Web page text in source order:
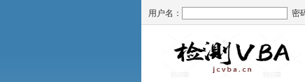
用户名： 密